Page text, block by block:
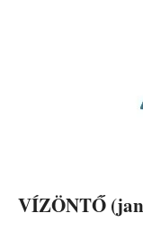
VÍZÖNTŐ